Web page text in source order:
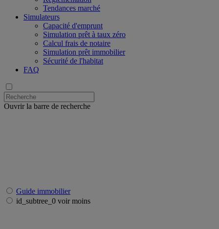
Tendances marché
Simulateurs
Capacité d'emprunt
Simulation prêt à taux zéro
Calcul frais de notaire
Simulation prêt immobilier
Sécurité de l'habitat
FAQ
Ouvrir la barre de recherche
Guide immobilier
id_subtree_0 voir moins